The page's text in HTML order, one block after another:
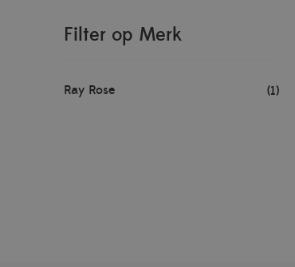
Filter op Merk
Ray Rose (1)